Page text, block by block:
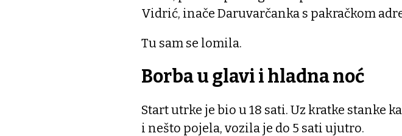
Vidrić, inače Daruvarčanka s pakračkom
Tu sam se lomila.
Borba u glavi i hladna noć
Start utrke je bio u 18 sati. Uz kratke stanke
i nešto pojela, vozila je do 5 sati ujutro.